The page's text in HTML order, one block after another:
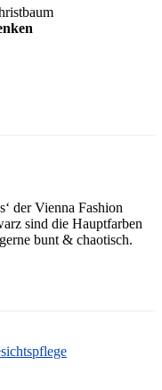
der Vienna Fashion
sind die Hauptfarben
bunt & chaotisch.